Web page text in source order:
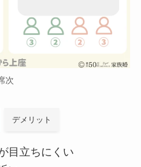
次
デメリット
目立ちにくい